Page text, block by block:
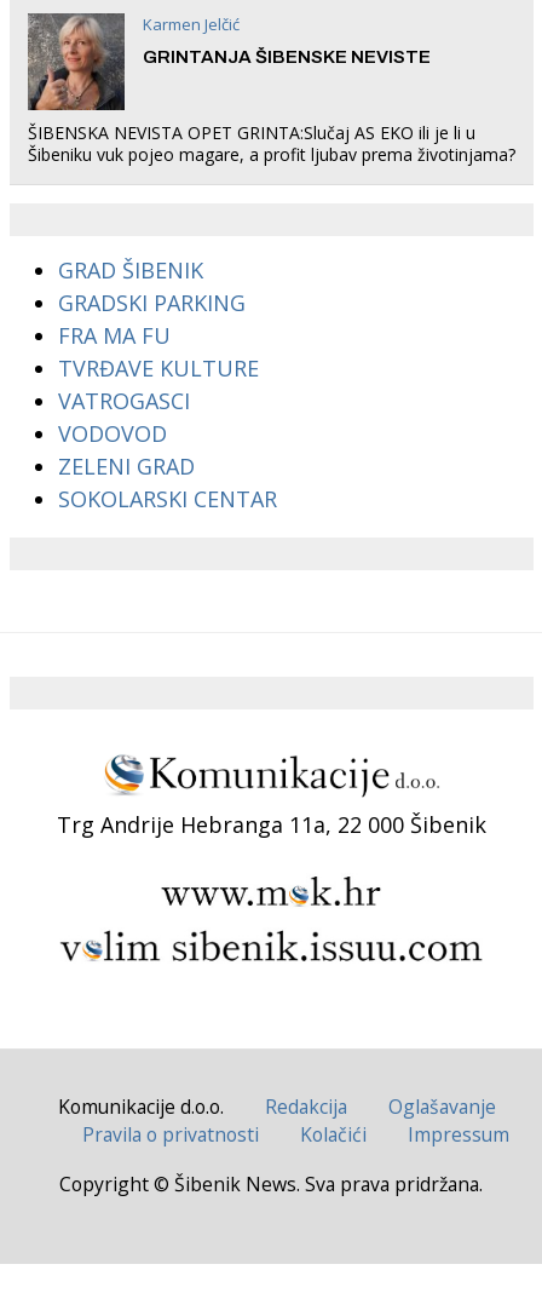
Karmen Jelčić
GRINTANJA ŠIBENSKE NEVISTE
ŠIBENSKA NEVISTA OPET GRINTA:Slučaj AS EKO ili je li u
Šibeniku vuk pojeo magare, a profit ljubav prema životinjama?
GRAD ŠIBENIK
GRADSKI PARKING
FRA MA FU
TVRĐAVE KULTURE
VATROGASCI
VODOVOD
ZELENI GRAD
SOKOLARSKI CENTAR
Trg Andrije Hebranga 11a, 22 000 Šibenik
Komunikacije d.o.o. Redakcija
Oglašavanje
Pravila o privatnosti
Kolačići
Impressum
Copyright © Šibenik News. Sva prava pridržana.